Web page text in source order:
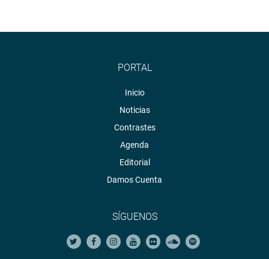
PORTAL
Inicio
Noticias
Contrastes
Agenda
Editorial
Damos Cuenta
SÍGUENOS